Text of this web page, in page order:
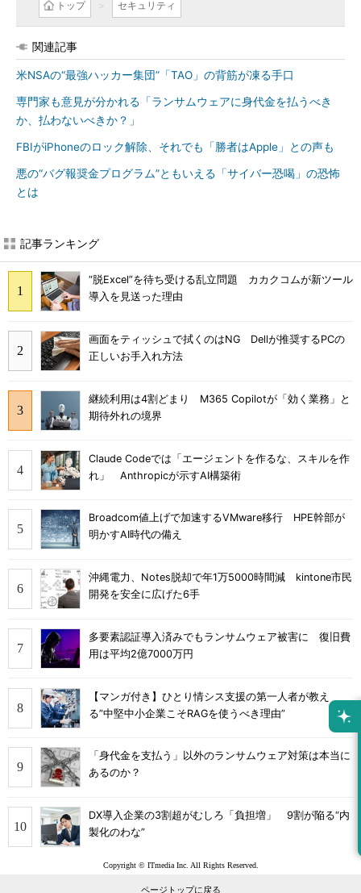
トップ セキュリティ
関連記事
米NSAの“最強ハッカー集団”「TAO」の背筋が凍る手口
専門家も意見が分かれる「ランサムウェアに身代金を払うべき
か、払わないべきか？」
FBIがiPhoneのロック解除、それでも「勝者はApple」との声も
悪の“バグ報奨金プログラム”ともいえる「サイバー恐喝」の恐怖
とは
記事ランキング
“脱Excel”を待ち受ける乱立問題 カカクコムが新ツール
導入を見送った理由
画面をティッシュで拭くのはNG Dellが推奨するPCの
正しいお手入れ方法
継続利用は4割どまり M365 Copilotが「効く業務」と
期待外れの境界
Claude Codeでは「エージェントを作るな、スキルを作
れ」 Anthropicが示すAI構築術
Broadcom値上げで加速するVMware移行 HPE幹部が
明かすAI時代の備え
沖縄電力、Notes脱却で年1万5000時間減 kintone市民
開発を安全に広げた6手
多要素認証導入済みでもランサムウェア被害に 復旧費
用は平均2億7000万円
【マンガ付き】ひとり情シス支援の第一人者が教え
る”中堅中小企業こそRAGを使うべき理由”
「身代金を支払う」以外のランサムウェア対策は本当に
あるのか？
DX導入企業の3割超がむしろ「負担増」 9割が陥る“内
製化のわな”
Copyright © ITmedia Inc. All Rights Reserved.
ページトップに戻る